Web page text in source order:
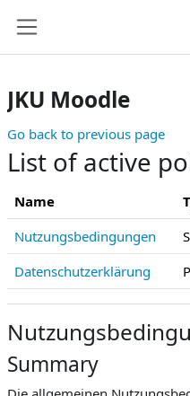
JKU Moodle
Go back to previous page
List of active
Name
Nutzungsbedingungen
Datenschutzerklärung
Summary